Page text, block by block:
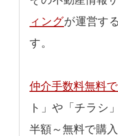
ィングが運営す
す。
仲介手数料無料
ト」や「チラシ
半額～無料で購